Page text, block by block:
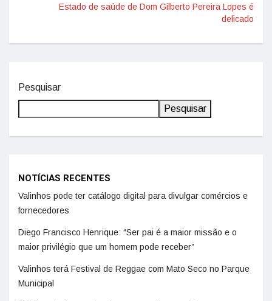
Estado de saúde de Dom Gilberto Pereira Lopes é
delicado
Pesquisar
Pesquisar
NOTÍCIAS RECENTES
Valinhos pode ter catálogo digital para divulgar comércios e
fornecedores
Diego Francisco Henrique: “Ser pai é a maior missão e o
maior privilégio que um homem pode receber”
Valinhos terá Festival de Reggae com Mato Seco no Parque
Municipal